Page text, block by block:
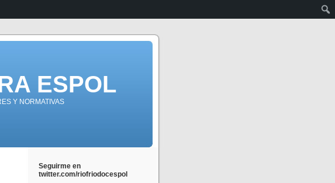
ESPOL
Y NORMATIVAS
Seguirme en
twitter.com/riofriodocespol